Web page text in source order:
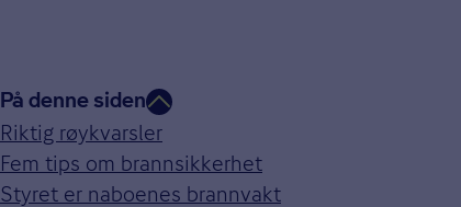
På denne siden
Riktig røykvarsler
Fem tips om brannsikkerhet
Styret er naboenes brannvakt
Ved brann handler det om
Du kan være bortreist når batteriet i røykvarsleren